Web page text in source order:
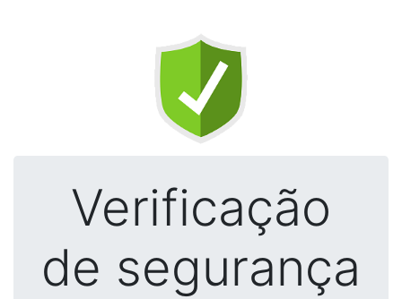
Verificação
de segurança